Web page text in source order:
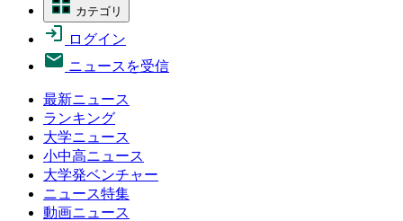
カテゴリ
ログイン
ニュースを受信
最新ニュース
ランキング
大学ニュース
小中高ニュース
大学発ベンチャー
ニュース特集
動画ニュース